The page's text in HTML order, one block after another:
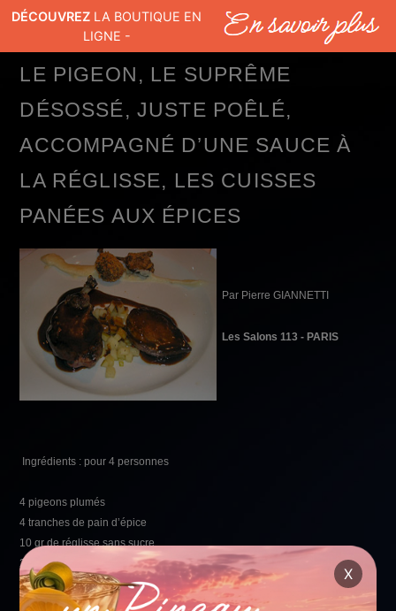
X
DÉCOUVREZ LA BOUTIQUE EN
LIGNE -
LE PIGEON, LE SUPRÊME
DÉSOSSÉ, JUSTE POÊLÉ,
ACCOMPAGNÉ D’UNE SAUCE À
LA RÉGLISSE, LES CUISSES
PANÉES AUX ÉPICES
Par Pierre GIANNETTI
Les Salons 113 - PARIS
Ingrédients : pour 4 personnes
4 pigeons plumés
4 tranches de pain d’épice
10 gr de réglisse sans sucre
20 cl de Pineau des Charentes Rosé
Huile d’olive
Sel et Poivre
Comité National du Pineau des Charentes (en)